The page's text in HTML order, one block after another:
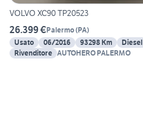
VOLVO XC90 TP20523
26.399 €Palermo(PA)
Usato
06/2016 93298 Km Diesel
Rivenditore AUTOHERO PALERMO